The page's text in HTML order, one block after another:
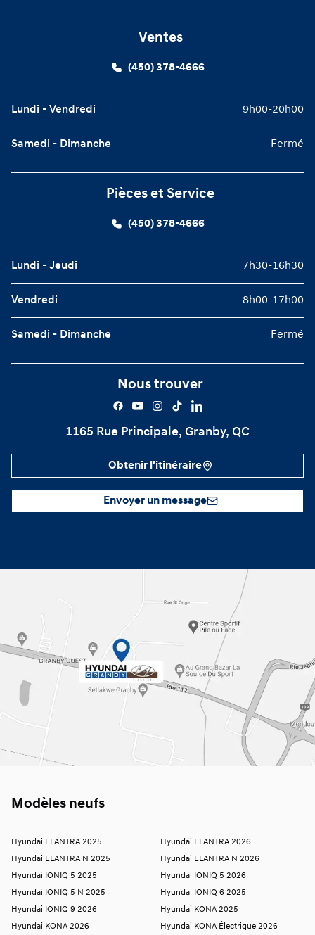
Ventes
(450) 378-4666
Lundi - Vendredi 9h00-20h00
Samedi - Dimanche Fermé
Pièces et Service
(450) 378-4666
Lundi - Jeudi 7h30-16h30
Vendredi 8h00-17h00
Samedi - Dimanche Fermé
Nous trouver
1165 Rue Principale, Granby, QC
Obtenir l'itinéraire
Envoyer un message
Modèles neufs
Hyundai ELANTRA 2025
Hyundai ELANTRA 2026
Hyundai ELANTRA N 2025
Hyundai ELANTRA N 2026
Hyundai IONIQ 5 2025
Hyundai IONIQ 5 2026
Hyundai IONIQ 5 N 2025
Hyundai IONIQ 6 2025
Hyundai IONIQ 9 2026
Hyundai KONA 2025
Hyundai KONA 2026
Hyundai KONA Électrique 2026